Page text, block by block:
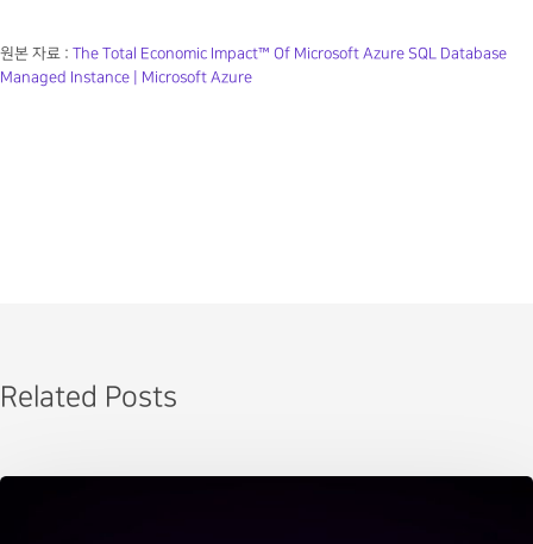
원본 자료 :The Total Economic Impact™ Of Microsoft Azure SQL Database
Managed Instance | Microsoft Azure
Related Posts